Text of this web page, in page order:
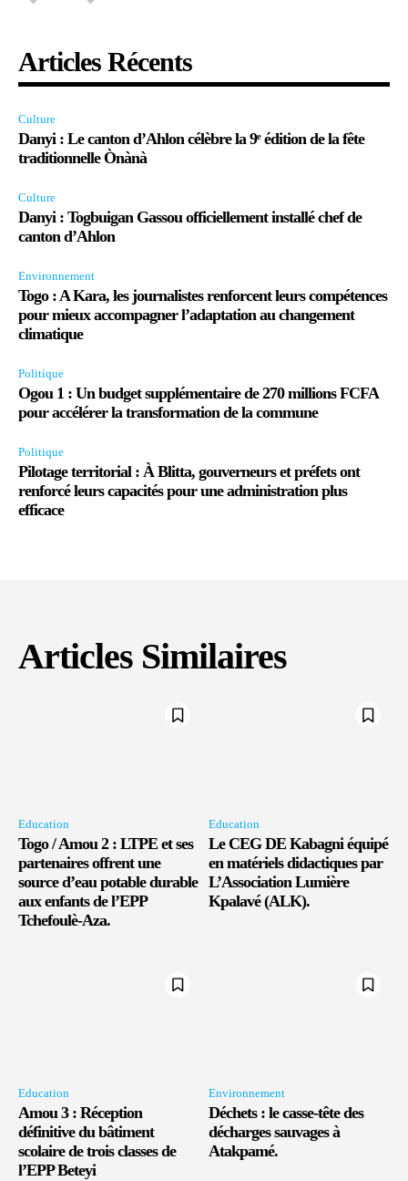
Articles Récents
Culture
Danyi : Le canton d’Ahlon célèbre la 9ᵉ édition de la fête
traditionnelle Ònànà
Culture
Danyi : Togbuigan Gassou officiellement installé chef de
canton d’Ahlon
Environnement
Togo : A Kara, les journalistes renforcent leurs compétences
pour mieux accompagner l’adaptation au changement
climatique
Politique
Ogou 1 : Un budget supplémentaire de 270 millions FCFA
pour accélérer la transformation de la commune
Politique
Pilotage territorial : À Blitta, gouverneurs et préfets ont
renforcé leurs capacités pour une administration plus
efficace
Articles Similaires
Education
Togo / Amou 2 : LTPE et ses
partenaires offrent une
source d’eau potable durable
aux enfants de l’EPP
Tchefoulè-Aza.
Education
Le CEG DE Kabagni équipé
en matériels didactiques par
L’Association Lumière
Kpalavé (ALK).
Education
Amou 3 : Réception
définitive du bâtiment
scolaire de trois classes de
l’EPP Beteyi
Environnement
Déchets : le casse-tête des
décharges sauvages à
Atakpamé.